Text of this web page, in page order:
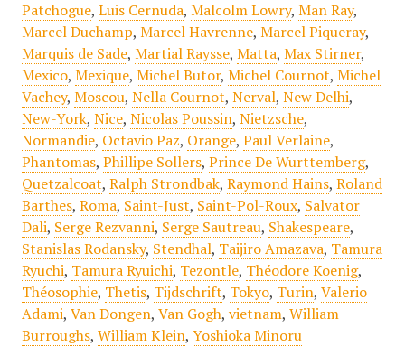
Patchogue, Luis Cernuda, Malcolm Lowry, Man Ray,
Marcel Duchamp, Marcel Havrenne, Marcel Piqueray,
Marquis de Sade, Martial Raysse, Matta, Max Stirner,
Mexico, Mexique, Michel Butor, Michel Cournot, Michel
Vachey, Moscou, Nella Cournot, Nerval, New Delhi,
New-York, Nice, Nicolas Poussin, Nietzsche,
Normandie, Octavio Paz, Orange, Paul Verlaine,
Phantomas, Phillipe Sollers, Prince De Wurttemberg,
Quetzalcoat, Ralph Strondbak, Raymond Hains, Roland
Barthes, Roma, Saint-Just, Saint-Pol-Roux, Salvator
Dali, Serge Rezvanni, Serge Sautreau, Shakespeare,
Stanislas Rodansky, Stendhal, Taijiro Amazava, Tamura
Ryuchi, Tamura Ryuichi, Tezontle, Théodore Koenig,
Théosophie, Thetis, Tijdschrift, Tokyo, Turin, Valerio
Adami, Van Dongen, Van Gogh, vietnam, William
Burroughs, William Klein, Yoshioka Minoru